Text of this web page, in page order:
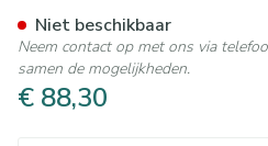
€ 88,30
Niet beschikbaar
Neem contact op met ons via
samen de mogelijkheden.